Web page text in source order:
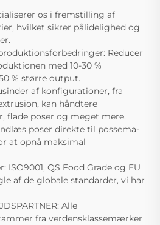
os i fremstilling af
hvilket sikrer pålidelighed og
Reducer
med 10-30 %
% større output.
af konfigurationer, fra
kan håndtere
flade poser og meget mere.
poser direkte til possema-
at opnå maksimal
QS Food Grade og EU
af de globale standarder, vi har
Alle
fra verdensklassemærker